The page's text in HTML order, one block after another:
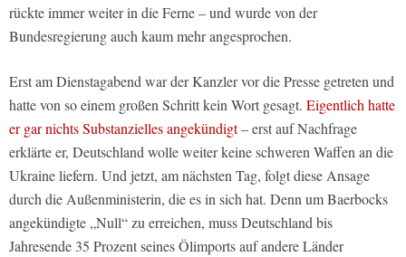
rückte immer weiter in die Ferne – und wurde von der
Bundesregierung auch kaum mehr angesprochen.
Erst am Dienstagabend war der Kanzler vor die Presse getreten und
hatte von so einem großen Schritt kein Wort gesagt. Eigentlich hatte
er gar nichts Substanzielles angekündigt– erst auf Nachfrage
erklärte er, Deutschland wolle weiter keine schweren Waffen an die
Ukraine liefern. Und jetzt, am nächsten Tag, folgt diese Ansage
durch die Außenministerin, die es in sich hat. Denn um Baerbocks
angekündigte „Null“ zu erreichen, muss Deutschland bis
Jahresende 35 Prozent seines Ölimports auf andere Länder